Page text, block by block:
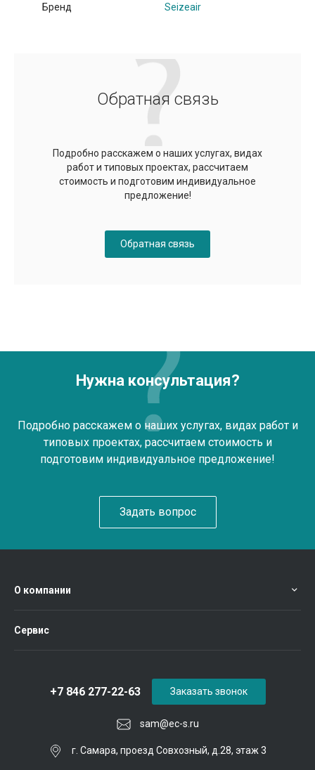
Бренд Seizeair
Обратная связь
Подробно расскажем о наших услугах, видах
работ и типовых проектах, рассчитаем
стоимость и подготовим индивидуальное
предложение!
Обратная связь
Нужна консультация?
Подробно расскажем о наших услугах, видах работ и
типовых проектах, рассчитаем стоимость и
подготовим индивидуальное предложение!
Задать вопрос
О компании
Сервис
sam@ec-s.ru
+7 846 277-22-63
г. Самара, проезд Совхозный, д.28, этаж 3
Заказать звонок